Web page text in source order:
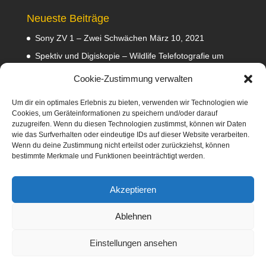
Cookie-Zustimmung verwalten
Um dir ein optimales Erlebnis zu bieten, verwenden wir Technologien wie
Cookies, um Geräteinformationen zu speichern und/oder darauf
zuzugreifen. Wenn du diesen Technologien zustimmst, können wir Daten
wie das Surfverhalten oder eindeutige IDs auf dieser Website verarbeiten.
Wenn du deine Zustimmung nicht erteilst oder zurückziehst, können
bestimmte Merkmale und Funktionen beeinträchtigt werden.
Akzeptieren
Ablehnen
Einstellungen ansehen
Neueste Beiträge
Sony ZV 1 – Zwei Schwächen März 10, 2021
Spektiv und Digiskopie – Wildlife Telefotografie um
2020
Empfehlungen Februar 8, 2020
Abmahnung wegen Fotos Januar 31, 2020
Diese Webseite nimmt am Amazon-Partnerprogramm
teil. Dabei verdiene ich an qualifizierten Verkäufen
mittels Platzierung von Werbeanzeigen und Werbelinks